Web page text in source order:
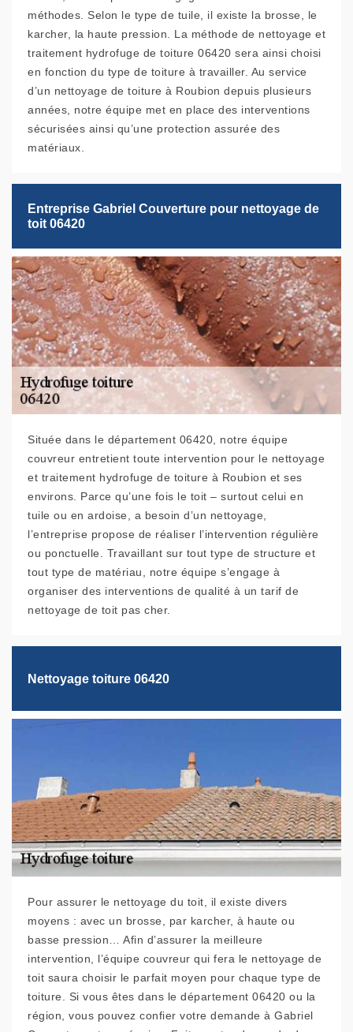
méthodes. Selon le type de tuile, il existe la brosse, le
karcher, la haute pression. La méthode de nettoyage et
traitement hydrofuge de toiture 06420 sera ainsi choisi
en fonction du type de toiture à travailler. Au service
d’un nettoyage de toiture à Roubion depuis plusieurs
années, notre équipe met en place des interventions
sécurisées ainsi qu’une protection assurée des
matériaux.
Entreprise Gabriel Couverture pour nettoyage de
toit 06420
Située dans le département 06420, notre équipe
couvreur entretient toute intervention pour le nettoyage
et traitement hydrofuge de toiture à Roubion et ses
environs. Parce qu’une fois le toit – surtout celui en
tuile ou en ardoise, a besoin d’un nettoyage,
l’entreprise propose de réaliser l’intervention régulière
ou ponctuelle. Travaillant sur tout type de structure et
tout type de matériau, notre équipe s’engage à
organiser des interventions de qualité à un tarif de
nettoyage de toit pas cher.
Nettoyage toiture 06420
Pour assurer le nettoyage du toit, il existe divers
moyens : avec un brosse, par karcher, à haute ou
basse pression… Afin d’assurer la meilleure
intervention, l’équipe couvreur qui fera le nettoyage de
toit saura choisir le parfait moyen pour chaque type de
toiture. Si vous êtes dans le département 06420 ou la
région, vous pouvez confier votre demande à Gabriel